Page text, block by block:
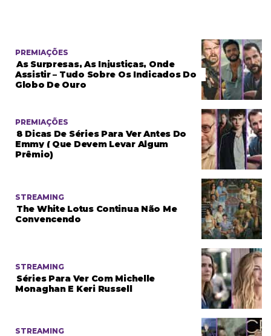
PREMIAÇÕES
As Surpresas, As Injustiças, Onde
Assistir – Tudo Sobre Os Indicados Do
Globo De Ouro
PREMIAÇÕES
8 Dicas De Séries Para Ver Antes Do
Emmy ( Que Devem Levar Algum
Prêmio)
STREAMING
The White Lotus Continua Não Me
Convencendo
STREAMING
Séries Para Ver Com Michelle
Monaghan E Keri Russell
STREAMING